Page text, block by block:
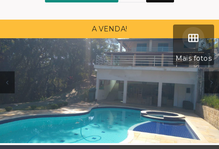
Mais fotos
A VENDA!